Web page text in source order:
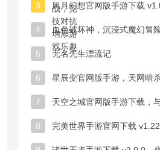
3
4 血色破坏神，沉浸式魔幻冒
5 无名先生漂流记
6
7
8